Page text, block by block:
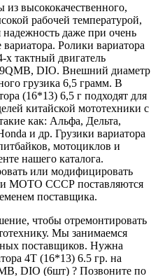
из высококачественного,
рабочей температурой,
надежность даже при очень
Ролики вариатора
х тактный двигатель
DIO. Внешний диаметр
грузика 6,5 грамм. В
(16*13) 6,5 г подходят для
китайской мототехники с
как: Альфа, Дельта,
и др. Грузики вариатора
мотоциклов и
нашего каталога.
или модифицировать
МОТО СССР поставляются
поставщика.
чтобы отремонтировать
Мы занимаемся
поставщиков. Нужна
4Т (16*13) 6.5 гр. на
DIO (6шт) ? Позвоните по